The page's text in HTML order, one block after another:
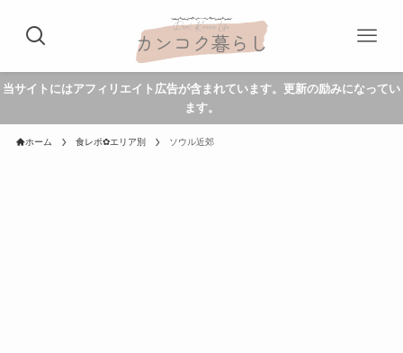
当サイトにはアフィリエイト広告が含まれています。更新の励みになってい
ます。
ホーム 食レポ✿エリア別 ソウル近郊